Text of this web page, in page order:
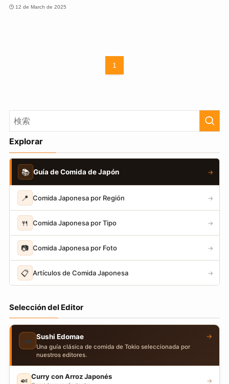
12 de March de 2025
1
Explorar
📚 Guía de Comida de Japón →
📍 Comida Japonesa por Región →
🍴 Comida Japonesa por Tipo →
📷 Comida Japonesa por Foto →
📋 Artículos de Comida Japonesa →
Selección del Editor
🍣 Sushi Edomae
Una guía clásica de comida de Tokio seleccionada por
nuestros editores.
→
🍛 Curry con Arroz Japonés →